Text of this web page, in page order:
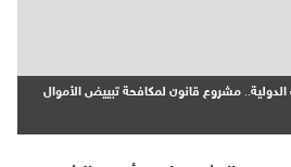
الدولية.. مشروع قانون لمكافحة تبييض الأموال